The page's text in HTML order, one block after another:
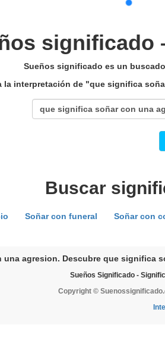
significado
Sueños significado es un
la interpretación de "que significa
Buscar
Soñar con funeral Soñar con
agresion. Descubre que significa
Sueños Significado -
Copyright ©